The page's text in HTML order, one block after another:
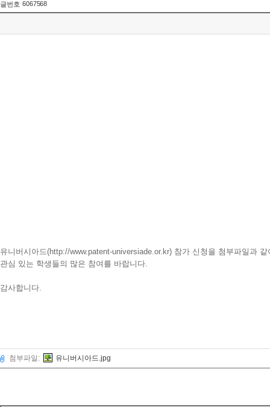
글번호 6067568
유니버시아드(http://www.patent-universiade.or.kr) 참가 신청을 첨부파일과
관심 있는 학생들의 많은 참여를 바랍니다.
감사합니다.
첨부파일: 유니버시아드.jpg